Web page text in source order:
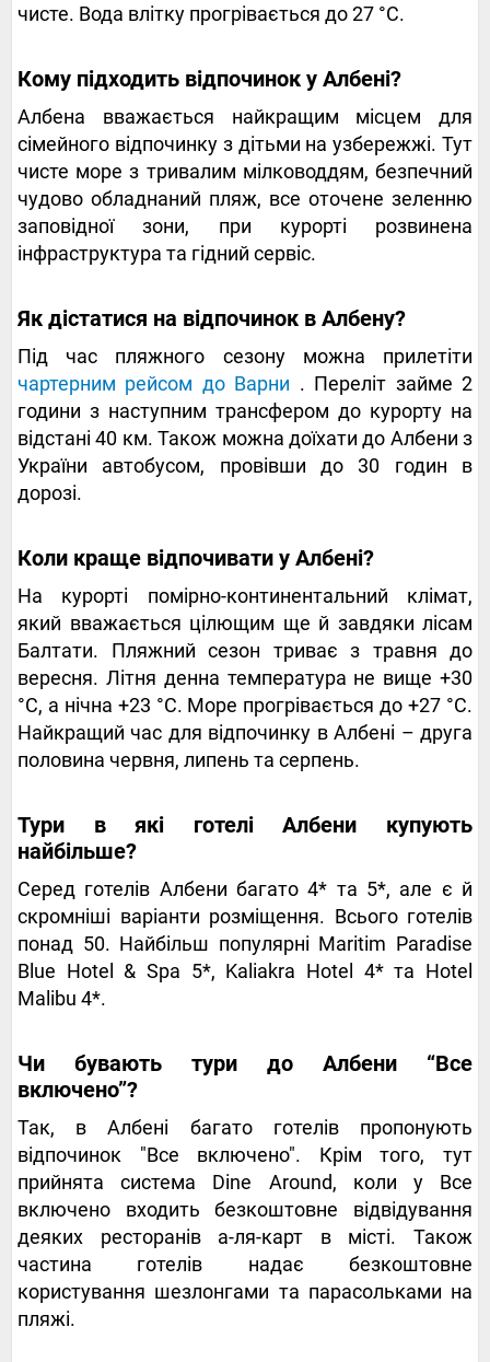
чисте. Вода влітку прогрівається до 27 °C.
Кому підходить відпочинок у Албені?
Албена вважається найкращим місцем для
сімейного відпочинку з дітьми на узбережжі. Тут
чисте море з тривалим мілководдям, безпечний
чудово обладнаний пляж, все оточене зеленню
заповідної зони, при курорті розвинена
інфраструктура та гідний сервіс.
‍Як дістатися на відпочинок в Албену?
Під час пляжного сезону можна прилетіти
чартерним рейсом до Варни . Переліт займе 2
години з наступним трансфером до курорту на
відстані 40 км. Також можна доїхати до Албени з
України автобусом, провівши до 30 годин в
дорозі.
Коли краще відпочивати у Албені?
На курорті помірно-континентальний клімат,
який вважається цілющим ще й завдяки лісам
Балтати. Пляжний сезон триває з травня до
вересня. Літня денна температура не вище +30
°C, а нічна +23 °C. Море прогрівається до +27 °C.
Найкращий час для відпочинку в Албені – друга
половина червня, липень та серпень.
Тури в які готелі Албени купують
найбільше?
Серед готелів Албени багато 4* та 5*, але є й
скромніші варіанти розміщення. Всього готелів
понад 50. Найбільш популярні Maritim Paradise
Blue Hotel & Spa 5*, Kaliakra Hotel 4* та Hotel
Malibu 4*.
Чи бувають тури до Албени “Все
включено”?
Так, в Албені багато готелів пропонують
відпочинок "Все включено". Крім того, тут
прийнята система Dine Around, коли у Все
включено входить безкоштовне відвідування
деяких ресторанів а-ля-карт в місті. Також
частина готелів надає безкоштовне
користування шезлонгами та парасольками на
пляжі.